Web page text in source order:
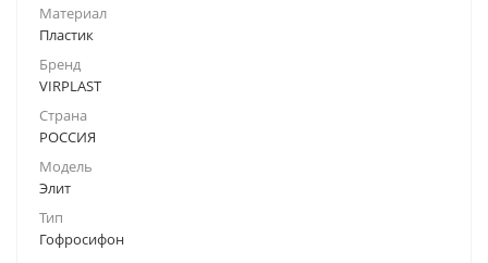
Материал
Пластик
Бренд
VIRPLAST
Страна
РОССИЯ
Модель
Элит
Тип
Гофросифон